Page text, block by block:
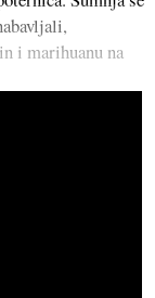
i marihuanu na